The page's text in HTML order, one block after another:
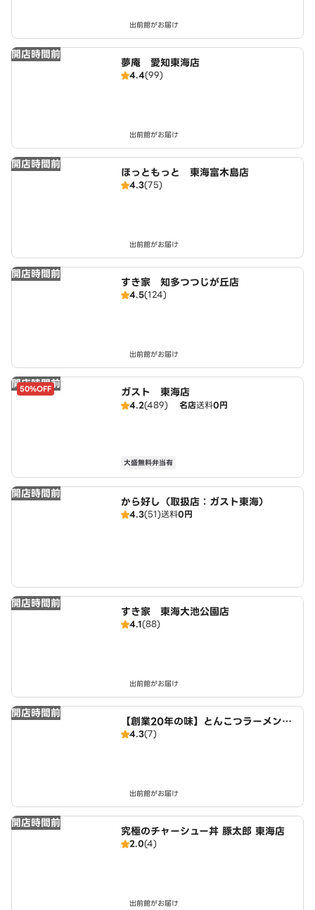
出前館がお届け
開店時間前
夢庵 愛知東海店
4.4(99)
出前館がお届け
開店時間前
ほっともっと 東海富木島店
4.3(75)
出前館がお届け
開店時間前
すき家 知多つつじが丘店
4.5(124)
出前館がお届け
開店時間前
50%OFF ガスト 東海店
4.2(489) 名店送料0円
大盛無料弁当有
開店時間前
から好し（取扱店：ガスト東海）
4.3(51)送料0円
開店時間前
すき家 東海大池公園店
4.1(88)
出前館がお届け
開店時間前
【創業20年の味】とんこつラーメン・
つけ麺 麺屋たけぞう
4.3(7)
出前館がお届け
開店時間前
究極のチャーシュー丼 豚太郎 東海店
2.0(4)
出前館がお届け